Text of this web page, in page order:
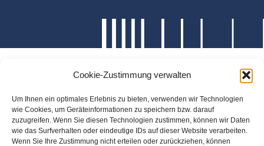
Cookie-Zustimmung verwalten
Um Ihnen ein optimales Erlebnis zu bieten, verwenden wir Technologien
wie Cookies, um Geräteinformationen zu speichern bzw. darauf
zuzugreifen. Wenn Sie diesen Technologien zustimmen, können wir Daten
wie das Surfverhalten oder eindeutige IDs auf dieser Website verarbeiten.
Wenn Sie Ihre Zustimmung nicht erteilen oder zurückziehen, können